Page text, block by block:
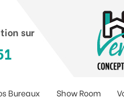
sur
Bureaux Show Room